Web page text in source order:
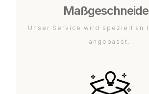
Unser Service wird speziell an
angepasst.